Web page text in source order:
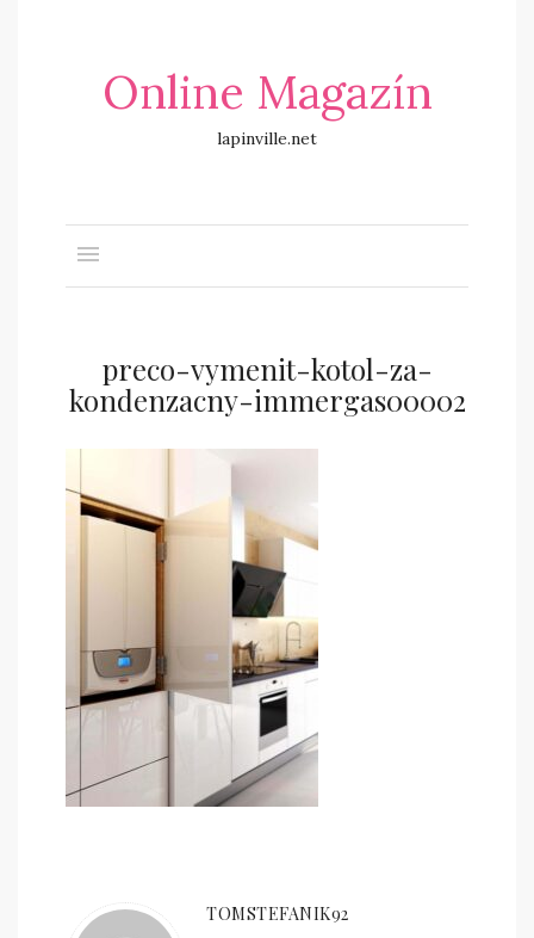
Online Magazín
lapinville.net
preco-vymenit-kotol-za-
kondenzacny-immergas00002
TOMSTEFANIK92